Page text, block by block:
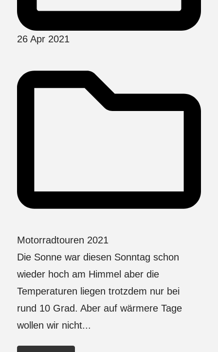
26 Apr 2021
Motorradtouren 2021
Die Sonne war diesen Sonntag schon
wieder hoch am Himmel aber die
Temperaturen liegen trotzdem nur bei
rund 10 Grad. Aber auf wärmere Tage
wollen wir nicht...